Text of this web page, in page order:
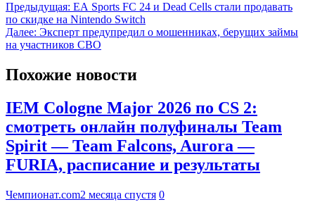
Предыдущая: EA Sports FC 24 и Dead Cells стали продавать
по скидке на Nintendo Switch
Далее: Эксперт предупредил о мошенниках, берущих займы
на участников СВО
Похожие новости
IEM Cologne Major 2026 по CS 2:
смотреть онлайн полуфиналы Team
Spirit — Team Falcons, Aurora —
FURIA, расписание и результаты
Чемпионат.com2 месяца спустя 0